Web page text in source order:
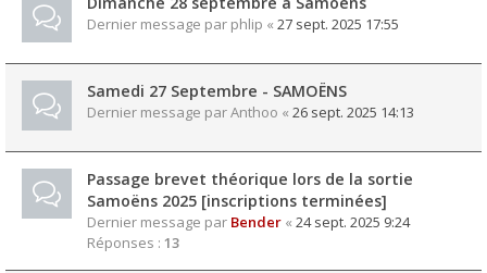
Dernier message par phlip « 27 sept. 2025 17:55
Samedi 27 Septembre - SAMOËNS
Dernier message parAnthoo « 26 sept. 2025 14:13
Passage brevet théorique lors de la sortie
Samoëns 2025 [inscriptions terminées]
Dernier message par Bender « 24 sept. 2025 9:24
Réponses : 13